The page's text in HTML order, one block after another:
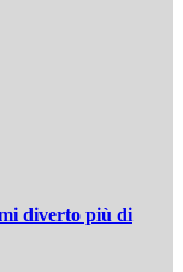
diverto più di